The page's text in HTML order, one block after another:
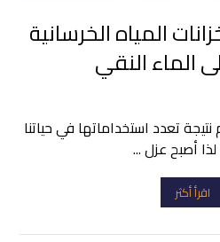
المياه الخرسانية
الماء النقي
تعدد استخداماتها في حياتنا
لذا أصبح عزل ...
اقرأ أكثر